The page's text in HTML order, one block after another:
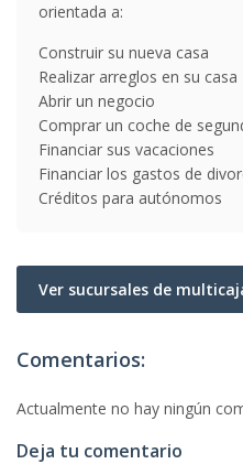
orientada a:
Construir su nueva casa
Realizar arreglos en su casa
Abrir un negocio
Comprar un coche de
Financiar sus vacaciones
Financiar los gastos de
Créditos para autónomos
Ver sucursales de
Comentarios:
Actualmente no hay ningún
Deja tu comentario